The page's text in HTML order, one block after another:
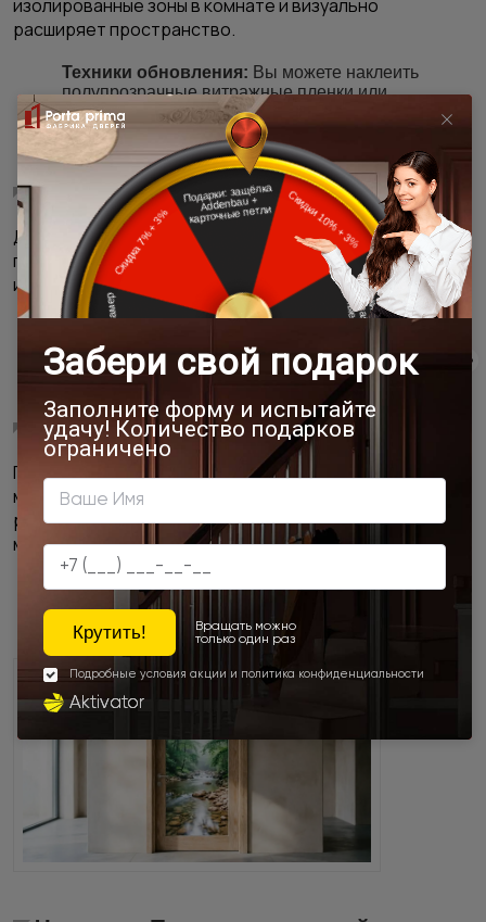
изолированные зоны в комнате и визуально
расширяет пространство.
Техники обновления: Вы можете наклеить
полупрозрачные витражные пленки или
использовать трафареты для создания
уникальных рисунков на покрытии с помощью
специальных красок по стеклу.
4. Двустворчатые двери
Данные конструкции чаще всего устанавливают на
границе гостиной, столовой или просторного холла,
из-за их нетипичного размера.
создание художественных
витражей, искусственное состаривание или
покрытие лаком-кракелюром для создания
5. Классические распашные двери
Полотна из массива, шпона или МДФ, дают
максимальный простор для творчества своими
руками, благодаря особой текстуре исходного
материала и его устойчивости к обработке.
Техники обновления:пэчворк тканевыми
лоскутами, браширование жесткими щетками,
окрашивание эмалями и т.д.